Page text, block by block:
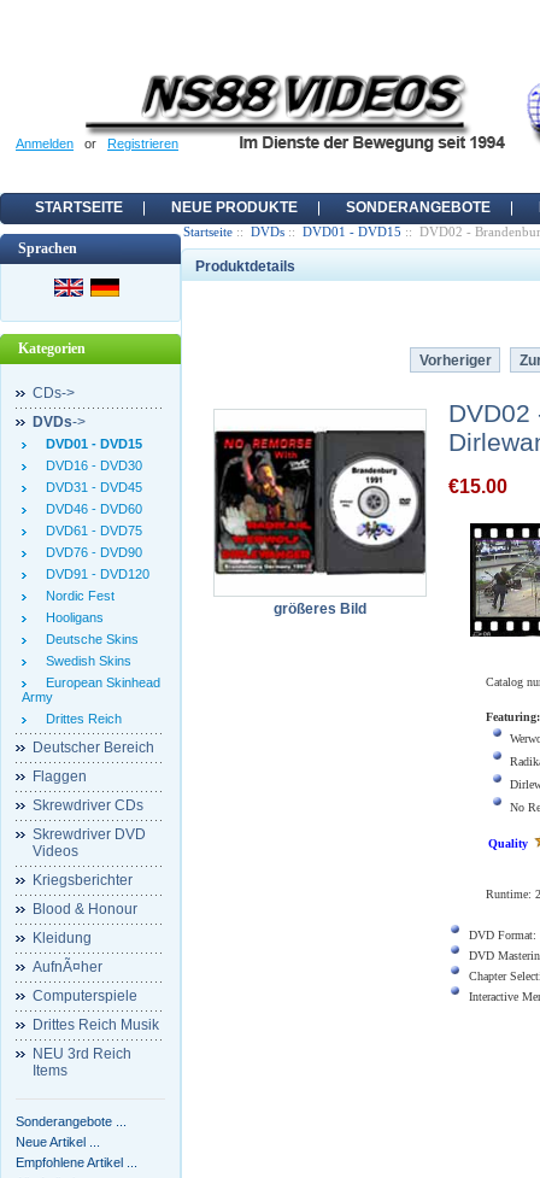
Anmelden or Registrieren
STARTSEITE NEUE PRODUKTE SONDERANGEBOTE
Sprachen
Kategorien
CDs->
DVDs->
DVD01 - DVD15
DVD16 - DVD30
DVD31 - DVD45
DVD46 - DVD60
DVD61 - DVD75
DVD76 - DVD90
DVD91 - DVD120
Nordic Fest
Hooligans
Deutsche Skins
Swedish Skins
European Skinhead
Army
Drittes Reich
Deutscher Bereich
Flaggen
Skrewdriver CDs
Skrewdriver DVD
Videos
Kriegsberichter
Blood & Honour
Kleidung
AufnÃ¤her
Computerspiele
Drittes Reich Musik
NEU 3rd Reich
Items
Sonderangebote ...
Neue Artikel ...
Empfohlene Artikel ...
Startseite :: DVDs :: DVD01 - DVD15 :: DVD02 -
Produktdetails
Vorheriger
größeres Bild
DVD02
€15.00
Catalog
Featuring:
No
Quality
Runtime:
DVD Format:
DVD
Chapter
Interactive